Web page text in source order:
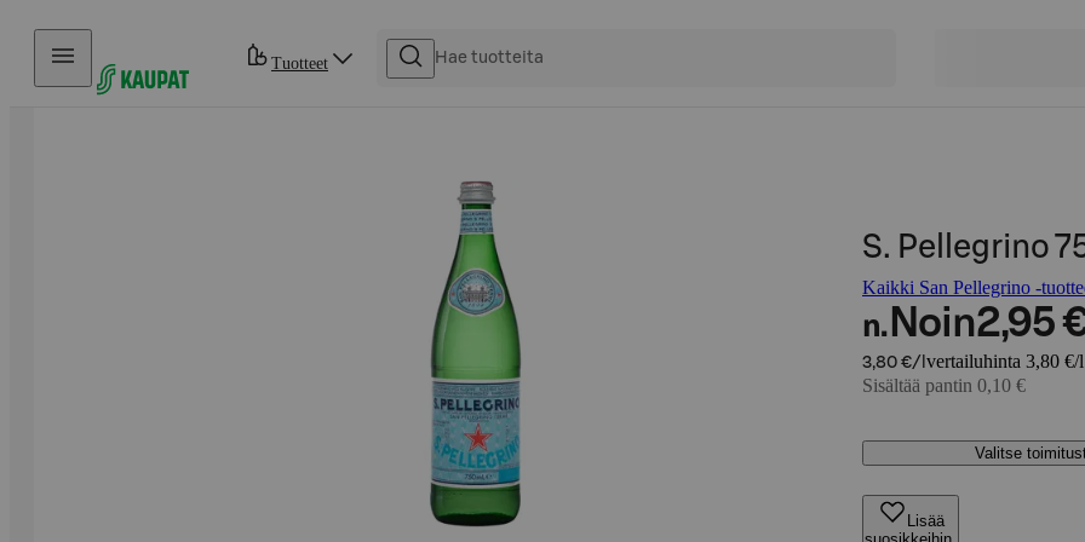
Hyppää sisältöön
Tuotteet
S. Pellegrino
Kaikki San Pellegrino -
n. Noin2,95
3,80 €/l vertailuhinta 3,80 €/l
Sisältää pantin 0,10 €
Valitse
Lisää